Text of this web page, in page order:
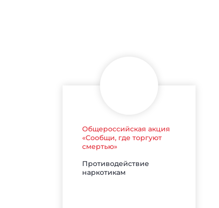
Общероссийская акция
«Сообщи, где торгуют
смертью»
Противодействие
наркотикам